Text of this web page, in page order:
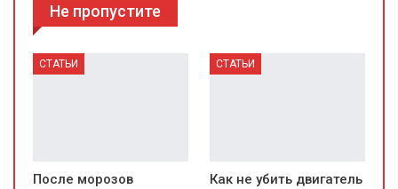
Не пропустите
СТАТЬИ
После морозов
СТАТЬИ
Как не убить двигатель